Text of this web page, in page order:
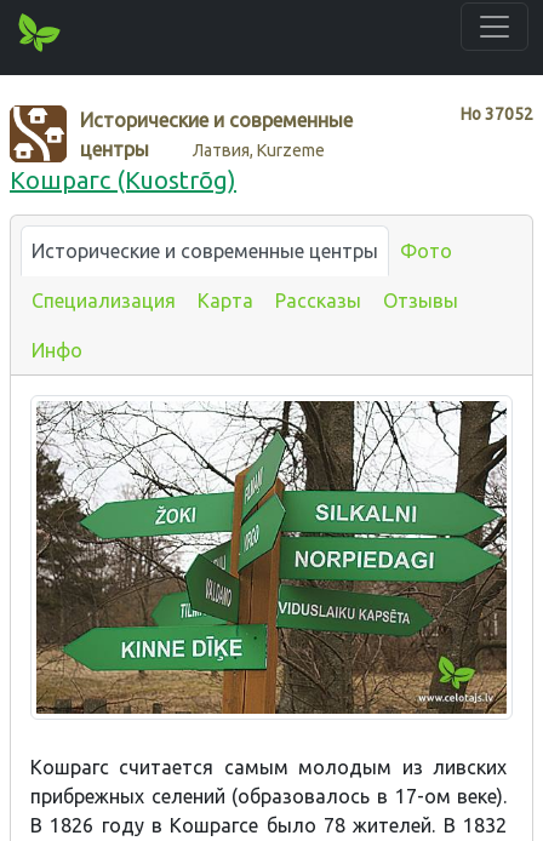
Нo37052
Исторические и современные
центры
Латвия, Kurzeme
Кошрагс (Kuostrõg)
Исторические и современные центры Фото
Специализация Карта Рассказы Отзывы
Инфо
Кошрагс считается самым молодым из ливских
прибрежных селений (образовалось в 17-ом веке).
В 1826 году в Кошрагсе было 78 жителей. В 1832